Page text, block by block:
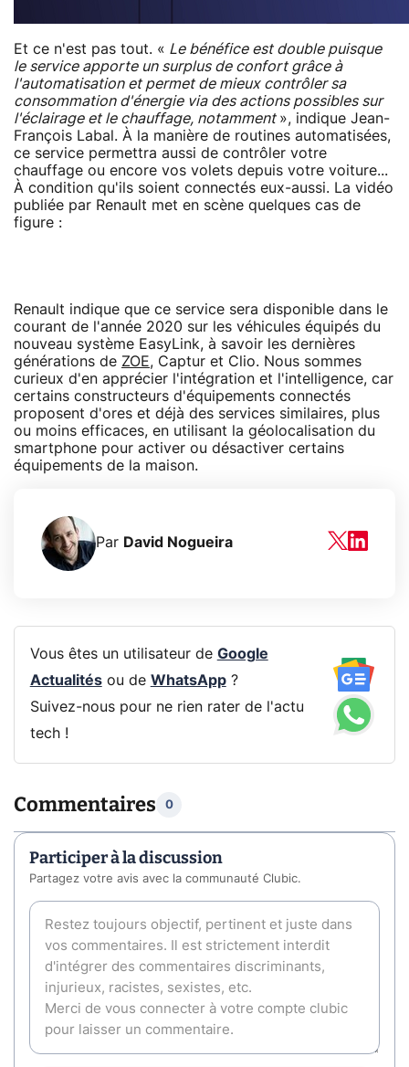
Et ce n'est pas tout. « Le bénéfice est double puisque
le service apporte un surplus de confort grâce à
l'automatisation et permet de mieux contrôler sa
consommation d'énergie via des actions possibles sur
l'éclairage et le chauffage, notamment », indique Jean-
François Labal. À la manière de routines automatisées,
ce service permettra aussi de contrôler votre
chauffage ou encore vos volets depuis votre voiture...
À condition qu'ils soient connectés eux-aussi. La vidéo
publiée par Renault met en scène quelques cas de
figure :
Renault indique que ce service sera disponible dans le
courant de l'année 2020 sur les véhicules équipés du
nouveau système EasyLink, à savoir les dernières
générations de ZOE, Captur et Clio. Nous sommes
curieux d'en apprécier l'intégration et l'intelligence, car
certains constructeurs d'équipements connectés
proposent d'ores et déjà des services similaires, plus
ou moins efficaces, en utilisant la géolocalisation du
smartphone pour activer ou désactiver certains
équipements de la maison.
Par David Nogueira
Vous êtes un utilisateur de Google
Actualitésou de WhatsApp?
Suivez-nous pour ne rien rater de l'actu
tech !
Commentaires 0
Participer à la discussion
Partagez votre avis avec la communauté Clubic.